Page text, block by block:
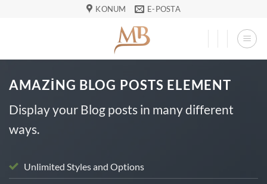
KONUM E-POSTA
AMAZING BLOG POSTS ELEMENT
Display your Blog posts in many different
ways.
Unlimited Styles and Options